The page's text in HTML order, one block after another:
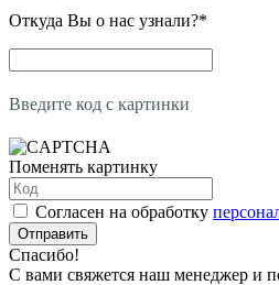
Откуда Вы о нас узнали?*
Введите код с картинки
Поменять картинку
Согласен на обработку
Отправить
Спасибо!
С вами свяжется наш менеджер и